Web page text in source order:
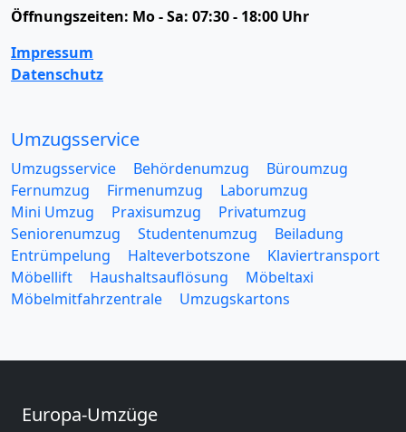
Öffnungszeiten: Mo - Sa: 07:30 - 18:00 Uhr
Impressum
Datenschutz
Umzugsservice
Umzugsservice Behördenumzug
Büroumzug
Fernumzug
Firmenumzug
Laborumzug
Mini Umzug
Praxisumzug
Privatumzug
Seniorenumzug
Studentenumzug
Beiladung
Entrümpelung
Halteverbotszone
Klaviertransport
Möbellift
Haushaltsauflösung
Möbeltaxi
Möbelmitfahrzentrale
Umzugskartons
Europa-Umzüge